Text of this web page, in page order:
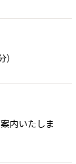
内いたしま